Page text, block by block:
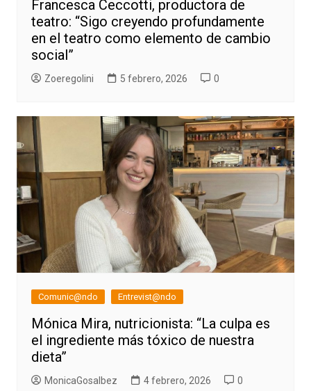
Francesca Ceccotti, productora de
teatro: “Sigo creyendo profundamente
en el teatro como elemento de cambio
social”
Zoeregolini 5 febrero, 2026 0
Comunic@ndo Entrevist@ndo
Mónica Mira, nutricionista: “La culpa es
el ingrediente más tóxico de nuestra
dieta”
MonicaGosalbez 4 febrero, 2026 0